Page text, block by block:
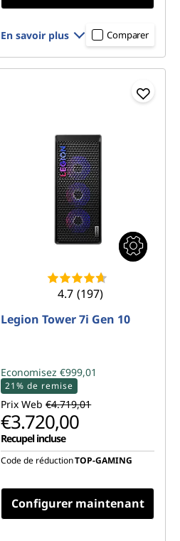
En savoir plus Comparer
4.7 (197)
Legion Tower 7i Gen 10
Economisez €999,01
21% de remise
Prix Web €4.719,01
€3.720,00
Recupel incluse
Code de réductionTOP-GAMING
Configurer maintenant